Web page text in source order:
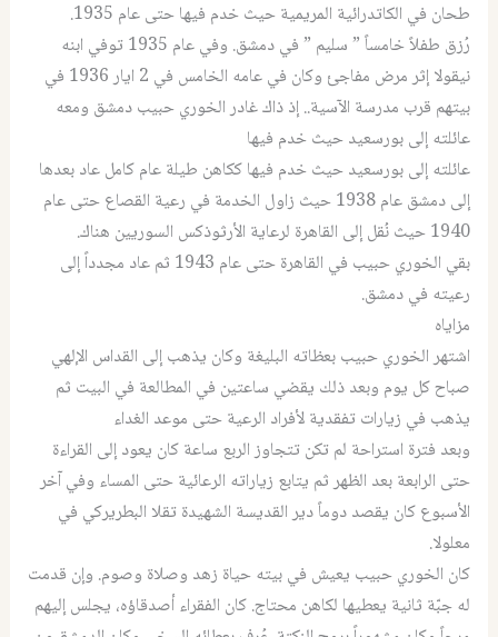
طحان في الكاتدرائية المريمية حيث خدم فيها حتى عام 1935.
رُزق طفلاً خامساً ” سليم ” في دمشق. وفي عام 1935 توفي ابنه
نيقولا إثر مرض مفاجئ وكان في عامه الخامس في 2 ايار 1936 في
بيتهم قرب مدرسة الآسية.. إذ ذاك غادر الخوري حبيب دمشق ومعه
عائلته إلى بورسعيد حيث خدم فيها
عائلته إلى بورسعيد حيث خدم فيها ككاهن طيلة عام كامل عاد بعدها
إلى دمشق عام 1938 حيث زاول الخدمة في رعية القصاع حتى عام
1940 حيث نُقل إلى القاهرة لرعاية الأرثوذكس السوريين هناك.
بقي الخوري حبيب في القاهرة حتى عام 1943 ثم عاد مجدداً إلى
رعيته في دمشق.
مزاياه
اشتهر الخوري حبيب بعظاته البليغة وكان يذهب إلى القداس الإلهي
صباح كل يوم وبعد ذلك يقضي ساعتين في المطالعة في البيت ثم
يذهب في زيارات تفقدية لأفراد الرعية حتى موعد الغداء
وبعد فترة استراحة لم تكن تتجاوز الربع ساعة كان يعود إلى القراءة
حتى الرابعة بعد الظهر ثم يتابع زياراته الرعائية حتى المساء وفي آخر
الأسبوع كان يقصد دوماً دير القديسة الشهيدة تقلا البطريركي في
معلولا.
كان الخوري حبيب يعيش في بيته حياة زهد وصلاة وصوم. وإن قدمت
له جبّة ثانية يعطيها لكاهن محتاج. كان الفقراء أصدقاؤه، يجلس إليهم